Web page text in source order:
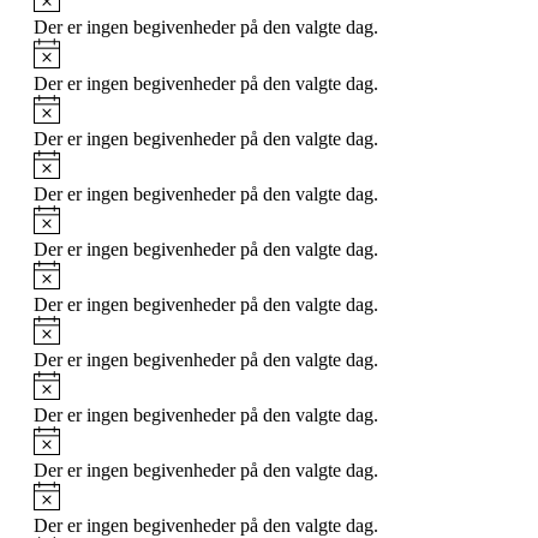
Der er ingen begivenheder på den valgte dag.
Notice
Der er ingen begivenheder på den valgte dag.
Notice
Der er ingen begivenheder på den valgte dag.
Notice
Der er ingen begivenheder på den valgte dag.
Notice
Der er ingen begivenheder på den valgte dag.
Notice
Der er ingen begivenheder på den valgte dag.
Notice
Der er ingen begivenheder på den valgte dag.
Notice
Der er ingen begivenheder på den valgte dag.
Notice
Der er ingen begivenheder på den valgte dag.
Notice
Der er ingen begivenheder på den valgte dag.